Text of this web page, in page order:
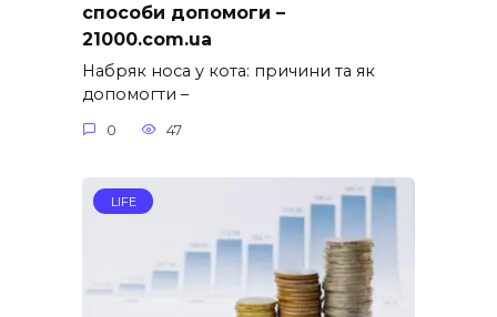
способи допомоги –
21000.com.ua
Набряк носа у кота: причини та як
допомогти –
0 47
LIFE